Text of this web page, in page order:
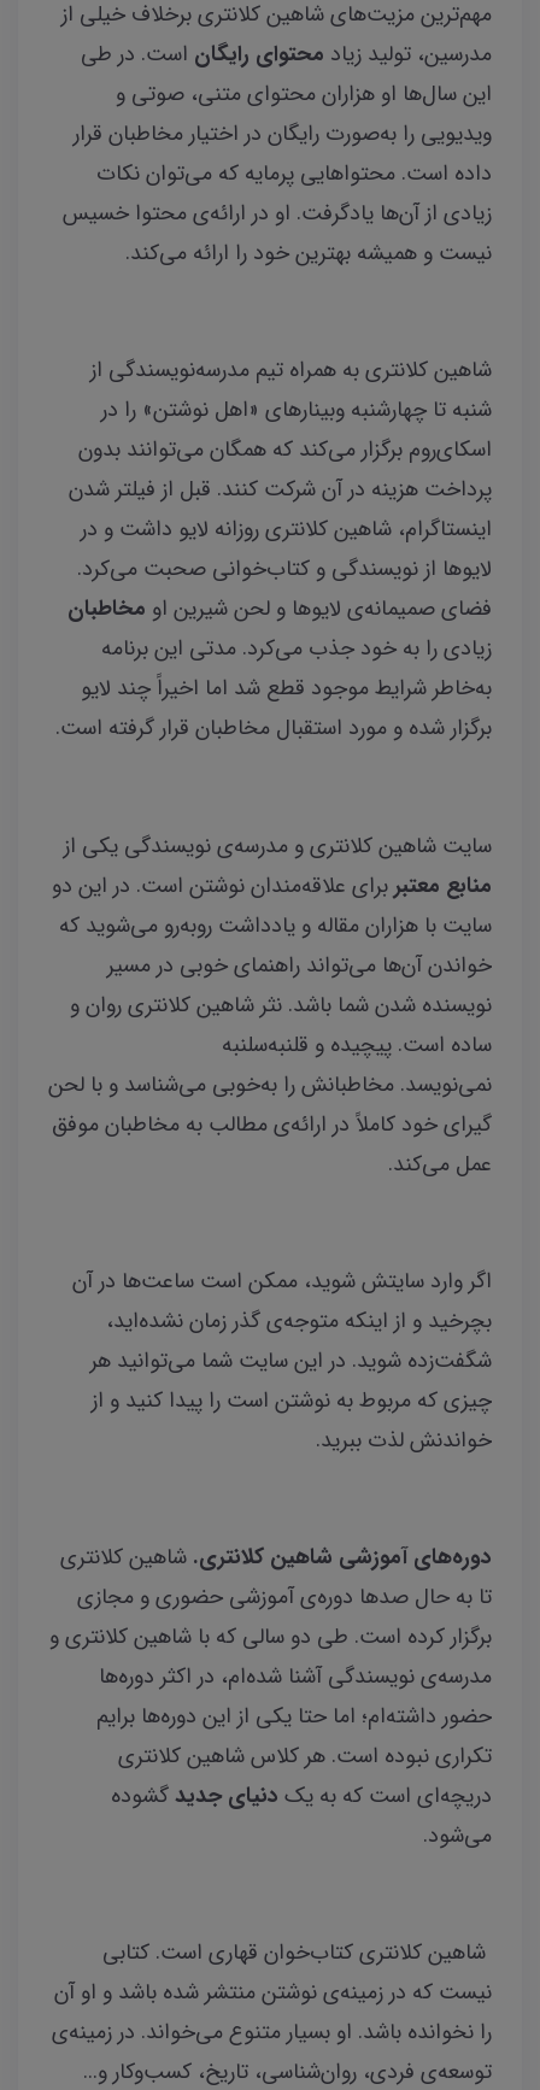
مهم‌ترین مزیت‌های شاهین کلانتری برخلاف خیلی از
مدرسین، تولید زیاد محتوای رایگان است. در طی
این سال‌ها او هزاران محتوای متنی، صوتی و
ویدیویی را به‌صورت رایگان در اختیار مخاطبان قرار
داده است. محتواهایی پرمایه که می‌توان نکات
زیادی از آن‌ها یادگرفت. او در ارائه‌ی محتوا خسیس
نیست و همیشه بهترین خود را ارائه می‌کند.
شاهین کلانتری به همراه تیم مدرسه‌نویسندگی از
شنبه تا چهارشنبه وبینارهای «اهل نوشتن» را در
اسکای‌روم برگزار می‌کند که همگان می‌توانند بدون
پرداخت هزینه‌ در آن شرکت کنند. قبل‌ از فیلتر شدن
اینستاگرام، شاهین کلانتری روزانه لایو داشت و در
لایوها از نویسندگی و کتاب‌خوانی صحبت می‌کرد.
فضای صمیمانه‌ی لایوها و لحن شیرین او مخاطبان
زیادی را به خود جذب می‌کرد. مدتی این برنامه
به‌خاطر شرایط موجود قطع شد اما اخیراً چند لایو
برگزار شده و مورد استقبال مخاطبان قرار گرفته است.
سایت شاهین کلانتری و مدرسه‌ی نویسندگی یکی از
منابع معتبربرای علاقه‌مندان نوشتن است. در این دو
سایت با هزاران مقاله و یادداشت روبه‌رو می‌شوید که
خواندن آن‌ها می‌تواند راهنمای خوبی در مسیر
نویسنده شدن شما باشد. نثر شاهین کلانتری روان و
ساده است. پیچیده و قلنبه‌سلنبه
نمی‌نویسد. مخاطبانش را به‌خوبی می‌شناسد و با لحن
گیرای خود کاملاً در ارائه‌ی مطالب به مخاطبان موفق
عمل می‌کند.
اگر وارد سایتش شوید، ممکن است ساعت‌ها در آن
بچرخید و از اینکه متوجه‌ی گذر زمان نشده‌اید،
شگفت‌زده شوید. در این سایت شما می‌توانید هر
چیزی که مربوط به نوشتن است را پیدا کنید و از
خواندنش لذت ببرید.
دوره‌های آموزشی شاهین کلانتری. شاهین کلانتری
تا به حال صدها دوره‌ی آموزشی حضوری و مجازی
برگزار کرده است. طی دو سالی که با شاهین کلانتری و
مدرسه‌ی نویسندگی آشنا شده‌ام، در اکثر دوره‌ها
حضور داشته‌ام؛ اما حتا یکی از این دوره‌ها برایم
تکراری نبوده است. هر کلاس شاهین کلانتری
دریچه‌ای است که به یک دنیای جدیدگشوده
می‌شود.
شاهین کلانتری کتاب‌خوان قهاری است. کتابی
نیست که در زمینه‌ی نوشتن منتشر شده باشد و او آن
را نخوانده باشد. او بسیار متنوع می‌خواند. در زمینه‌ی
توسعه‌ی فردی، روان‌شناسی، تاریخ، کسب‌وکار و...